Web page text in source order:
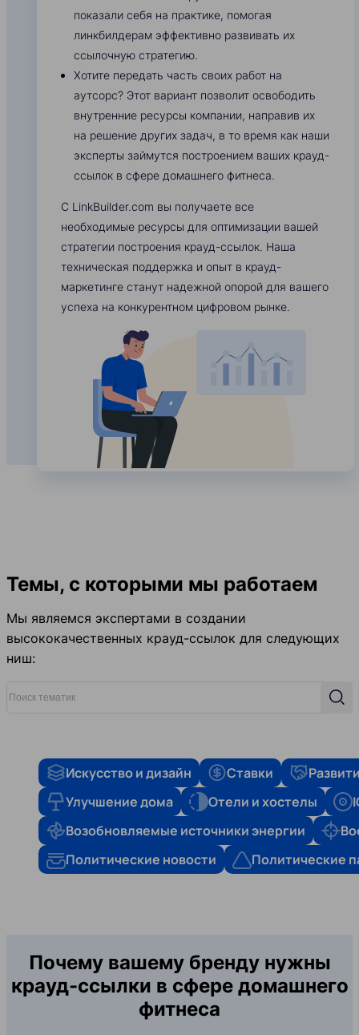
показали себя на практике, помогая
линкбилдерам эффективно развивать их
ссылочную стратегию.
Хотите передать часть своих работ на
аутсорс? Этот вариант позволит освободить
внутренние ресурсы компании, направив их
на решение других задач, в то время как наши
эксперты займутся построением ваших крауд-
ссылок в сфере домашнего фитнеса.
С LinkBuilder.com вы получаете все
необходимые ресурсы для оптимизации вашей
стратегии построения крауд-ссылок. Наша
техническая поддержка и опыт в крауд-
маркетинге станут надежной опорой для вашего
успеха на конкурентном цифровом рынке.
Темы, с которыми мы работаем
Мы являемся экспертами в создании
высококачественных крауд-ссылок для следующих
ниш:
Искусство и дизайн Ставки
Улучшение дома
Отели и хостелы
Возобновляемые источники энергии
Политические новости
Политические
Почему вашему бренду нужны
крауд-ссылки в сфере домашнего
фитнеса